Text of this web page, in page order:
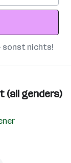
sonst nichts!
(all genders)